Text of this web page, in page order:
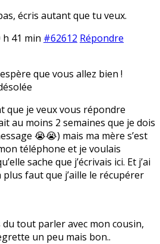
écris autant que tu veux.
h 41 min #62612 Répondre
que vous allez bien !
que je veux vous répondre
au moins 2 semaines que je dois
😭😭) mais ma mère s’est
téléphone et je voulais
sache que j’écrivais ici. Et j’ai
faut que j’aille le récupérer
du tout parler avec mon cousin,
un peu mais bon..